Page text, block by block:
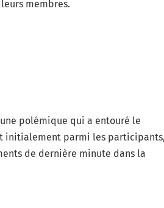
membres.
polémique qui a entouré le
initialement parmi les participants,
de dernière minute dans la